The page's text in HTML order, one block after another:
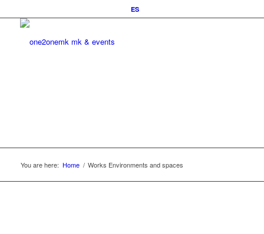
ES
You are here: Home / Works Environments and spaces